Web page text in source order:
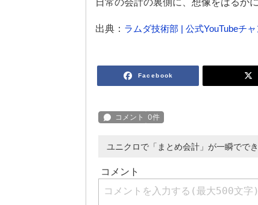
日常の会計の裏側に、想像をはるか
出典： ラムダ技術部 | 公式YouTubeチ
Facebook
ユニクロで「まとめ会計」が一瞬でで